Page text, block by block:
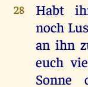
28
Habt
noch
an ihn
euch
Sonne